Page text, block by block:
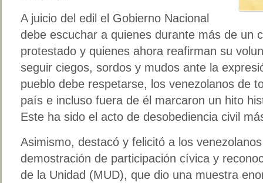
A juicio del edil el Gobierno Nacional
debe escuchar a quienes durante más de un
protestado y quienes ahora reafirman su
seguir ciegos, sordos y mudos ante la
pueblo debe respetarse, los venezolanos de
país e incluso fuera de él marcaron un hito
Este ha sido el acto de desobediencia civil
Asimismo, destacó y felicitó a los
demostración de participación cívica y
de la Unidad (MUD), que dio una muestra